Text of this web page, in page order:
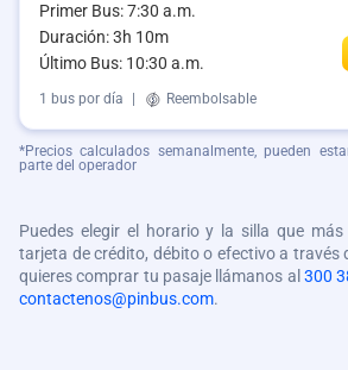
Primer Bus: 7:30 a.m.
Duración: 3h 10m
Último Bus: 10:30 a.m.
1 bus por día Reembolsable
*Precios calculados semanalmente, pueden
parte del operador
Puedes elegir el horario y la silla que
tarjeta de crédito, débito o efectivo a través
quieres comprar tu pasaje llámanos al 300
contactenos@pinbus.com.